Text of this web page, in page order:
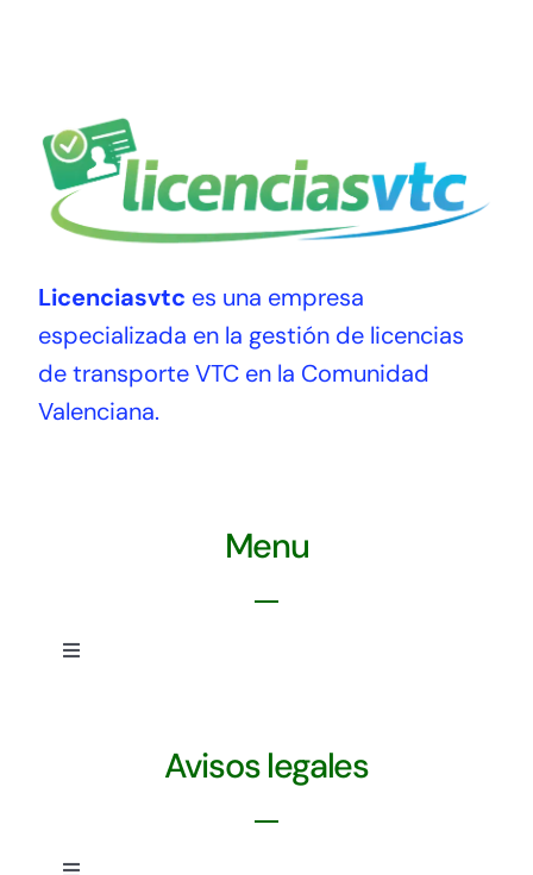
Licenciasvtc es una empresa
especializada en la gestión de licencias
de transporte VTC en la Comunidad
Valenciana.
Menu
Toggle
Condiciones de uso
Avisos legales